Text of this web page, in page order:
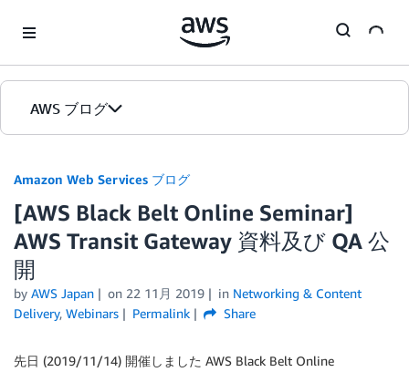
AWS ブログ
カテゴリ
エディション
Amazon Web Services ブログ
[AWS Black Belt Online Seminar]
AWS Transit Gateway 資料及び QA 公
開
by AWS Japan on 22 11月 2019 in Networking & Content
Delivery, Webinars Permalink Share
先日 (2019/11/14) 開催しました AWS Black Belt Online